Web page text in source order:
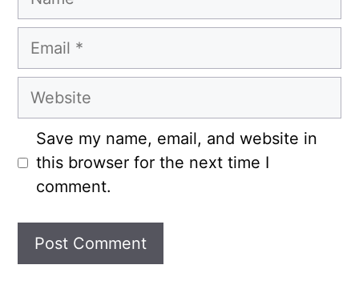
Email
Website
Save my name, email, and website in
this browser for the next time I
comment.